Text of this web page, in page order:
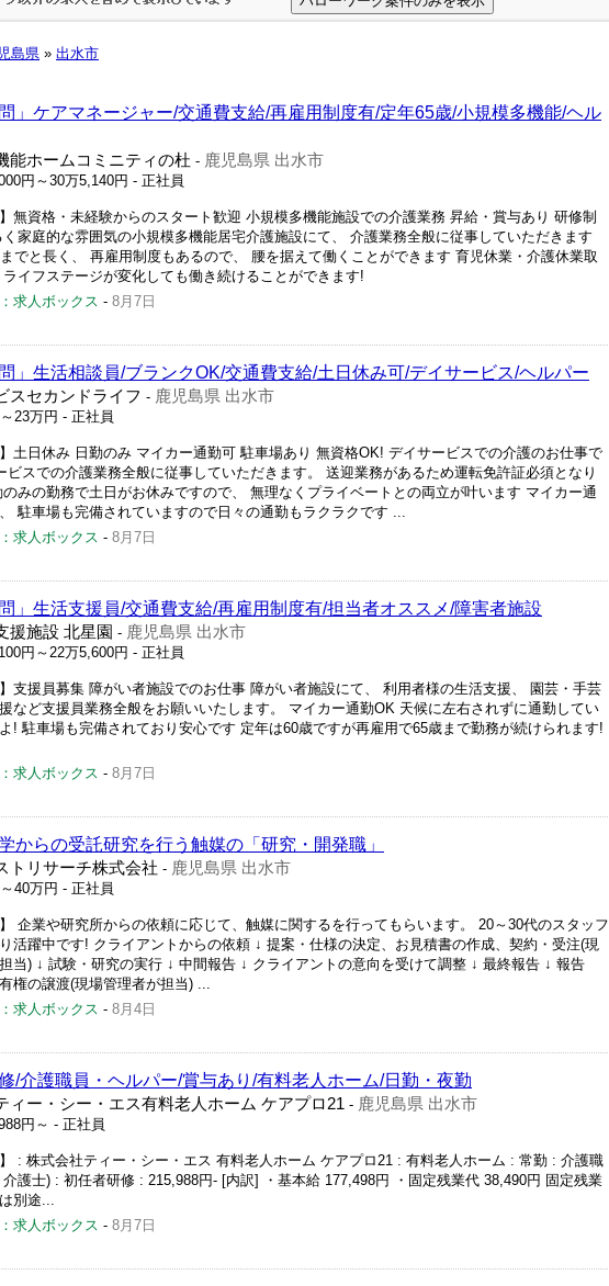
島県 » 出水市
問」ケアマネージャー/交通費支給/再雇用制度有/定年65歳/小規模多機能/ヘル
能ホームコミニティの杜 - 鹿児島県 出水市
円～30万5,140円 - 正社員
】無資格・未経験からのスタート歓迎 小規模多機能施設での介護業務 昇給・賞与あり 研修制
家庭的な雰囲気の小規模多機能居宅介護施設にて、 介護業務全般に従事していただきます
でと長く、 再雇用制度もあるので、 腰を据えて働くことができます 育児休業・介護休業取
イフステージが変化しても働き続けることができます!
求人ボックス - 8月7日
問」生活相談員/ブランクOK/交通費支給/土日休み可/デイサービス/ヘルパー
スセカンドライフ - 鹿児島県 出水市
23万円 - 正社員
】土日休み 日勤のみ マイカー通勤可 駐車場あり 無資格OK! デイサービスでの介護のお仕事で
ビスでの介護業務全般に従事していただきます。 送迎業務があるため運転免許証必須となり
のみの勤務で土日がお休みですので、 無理なくプライベートとの両立が叶います マイカー通
駐車場も完備されていますので日々の通勤もラクラクです ...
求人ボックス - 8月7日
問」生活支援員/交通費支給/再雇用制度有/担当者オススメ/障害者施設
援施設 北星園 - 鹿児島県 出水市
円～22万5,600円 - 正社員
】支援員募集 障がい者施設でのお仕事 障がい者施設にて、 利用者様の生活支援、 園芸・手芸
など支援員業務全般をお願いいたします。 マイカー通勤OK 天候に左右されずに通勤してい
! 駐車場も完備されており安心です 定年は60歳ですが再雇用で65歳まで勤務が続けられます!
求人ボックス - 8月7日
からの受託研究を行う触媒の「研究・開発職」
トリサーチ株式会社 - 鹿児島県 出水市
40万円 - 正社員
】 企業や研究所からの依頼に応じて、触媒に関するを行ってもらいます。 20～30代のスタッフ
活躍中です! クライアントからの依頼 ↓ 提案・仕様の決定、お見積書の作成、契約・受注(現
当) ↓ 試験・研究の実行 ↓ 中間報告 ↓ クライアントの意向を受けて調整 ↓ 最終報告 ↓ 報告
権の譲渡(現場管理者が担当) ...
求人ボックス - 8月4日
/介護職員・ヘルパー/賞与あり/有料老人ホーム/日勤・夜勤
ィー・シー・エス有料老人ホーム ケアプロ21 - 鹿児島県 出水市
円～ - 正社員
】 : 株式会社ティー・シー・エス 有料老人ホーム ケアプロ21 : 有料老人ホーム : 常勤 : 介護職
介護士) : 初任者研修 : 215,988円- [内訳] ・基本給 177,498円 ・固定残業代 38,490円 固定残業
別途...
求人ボックス - 8月7日